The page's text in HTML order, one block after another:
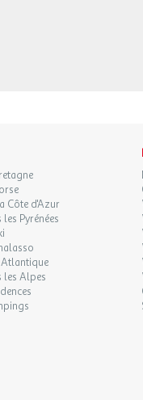
Côte d'Azur
Pyrénées
Atlantique
les Alpes